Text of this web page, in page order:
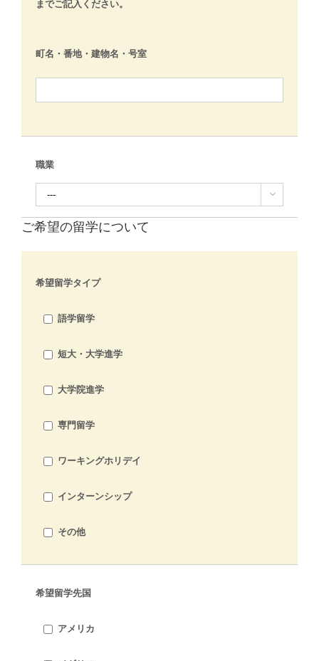
までご記入ください。
町名・番地・建物名・号室
職業

ご希望の留学について
希望留学タイプ
語学留学
短大・大学進学
大学院進学
専門留学
ワーキングホリデイ
インターンシップ
その他
希望留学先国
アメリカ